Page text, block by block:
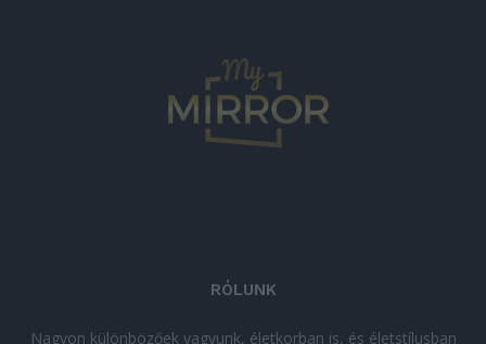
RÓLUNK
Nagyon különbözőek vagyunk, életkorban is, és életstílusban